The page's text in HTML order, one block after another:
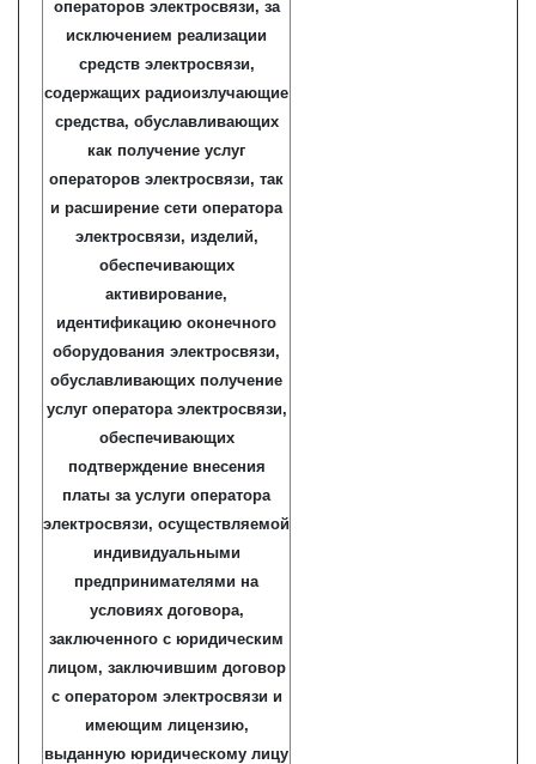
операторов электросвязи, за
исключением реализации
средств электросвязи,
содержащих радиоизлучающие
средства, обуславливающих
как получение услуг
операторов электросвязи, так
и расширение сети оператора
электросвязи, изделий,
обеспечивающих
активирование,
идентификацию оконечного
оборудования электросвязи,
обуславливающих получение
услуг оператора электросвязи,
обеспечивающих
подтверждение внесения
платы за услуги оператора
электросвязи, осуществляемой
индивидуальными
предпринимателями на
условиях договора,
заключенного с юридическим
лицом, заключившим договор
с оператором электросвязи и
имеющим лицензию,
выданную юридическому лицу